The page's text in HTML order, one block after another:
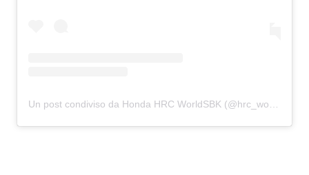
Un post condiviso da Honda HRC WorldSBK (@hrc_worldsbk)